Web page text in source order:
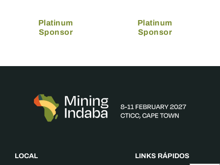
Platinum
Sponsor
Platinum
Sponsor
LOCAL
LINKS RÁPIDOS